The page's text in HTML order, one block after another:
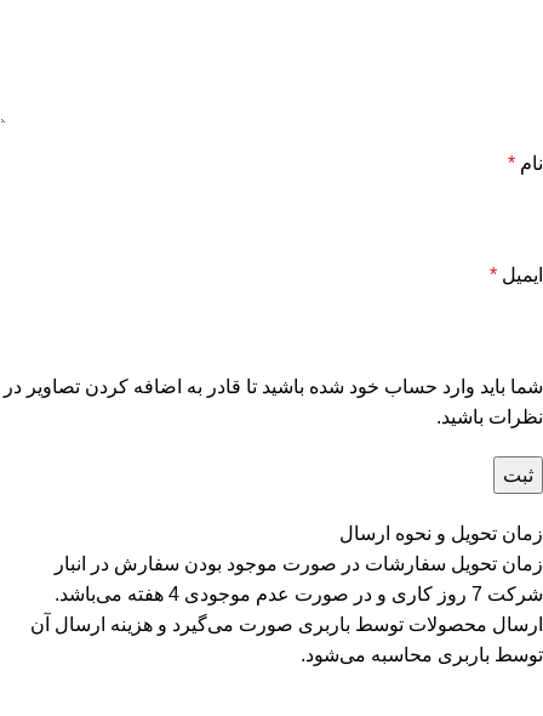
نام *
ایمیل *
شما باید وارد حساب خود شده باشید تا قادر به اضافه کردن تصاویر در
نظرات باشید.
زمان تحویل و نحوه ارسال
زمان تحویل سفارشات در صورت موجود بودن سفارش در انبار
شرکت 7 روز کاری و در صورت عدم موجودی 4 هفته می‌باشد.
ارسال محصولات توسط باربری صورت می‌گیرد و هزینه ارسال آن
توسط باربری محاسبه می‌شود.